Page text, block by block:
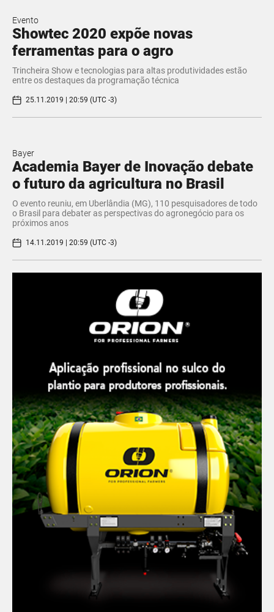
Evento
Showtec 2020 expõe novas
ferramentas para o agro
Trincheira Show e tecnologias para altas produtividades estão
entre os destaques da programação técnica
25.11.2019 | 20:59 (UTC -3)
Bayer
Academia Bayer de Inovação debate
o futuro da agricultura no Brasil
O evento reuniu, em Uberlândia (MG), 110 pesquisadores de todo
o Brasil para debater as perspectivas do agronegócio para os
próximos anos
14.11.2019 | 20:59 (UTC -3)